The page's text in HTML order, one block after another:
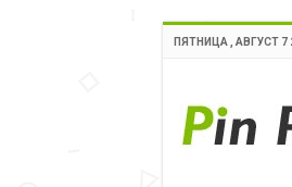
ПЯТНИЦА , АВГУСТ 7